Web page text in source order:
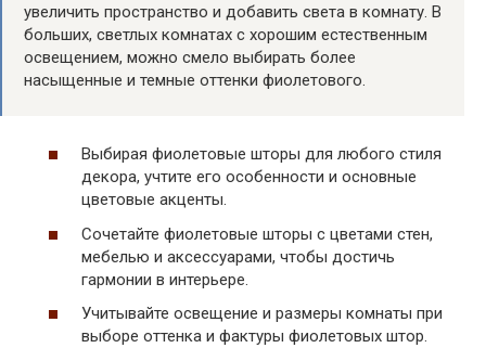
увеличить пространство и добавить света в комнату. В
больших, светлых комнатах с хорошим естественным
освещением, можно смело выбирать более
насыщенные и темные оттенки фиолетового.
Выбирая фиолетовые шторы для любого стиля
декора, учтите его особенности и основные
цветовые акценты.
Сочетайте фиолетовые шторы с цветами стен,
мебелью и аксессуарами, чтобы достичь
гармонии в интерьере.
Учитывайте освещение и размеры комнаты при
выборе оттенка и фактуры фиолетовых штор.